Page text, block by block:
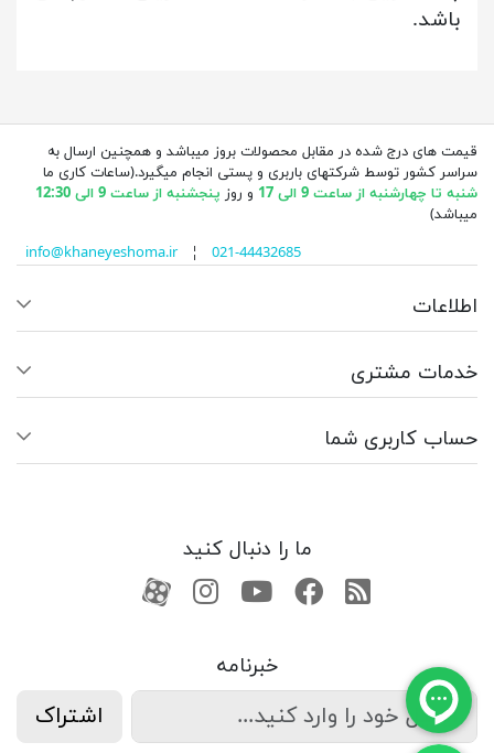
باشد.
قیمت های درج شده در مقابل محصولات بروز میباشد و همچنین ارسال به
سراسر کشور توسط شرکتهای باربری و پستی انجام میگیرد.(ساعات کاری ما
شنبه تا چهارشنبه از ساعت 9 الی 17
و روز پنجشنبه از ساعت 9 الی 12:30
میباشد)
info@khaneyeshoma.ir¦ 021-44432685
اطلاعات
خدمات مشتری
حساب کاربری شما
ما را دنبال کنید
RSSفیسبوکیوتیوبکانال آپارات
کانال آپارات
خبرنامه
اشتراک